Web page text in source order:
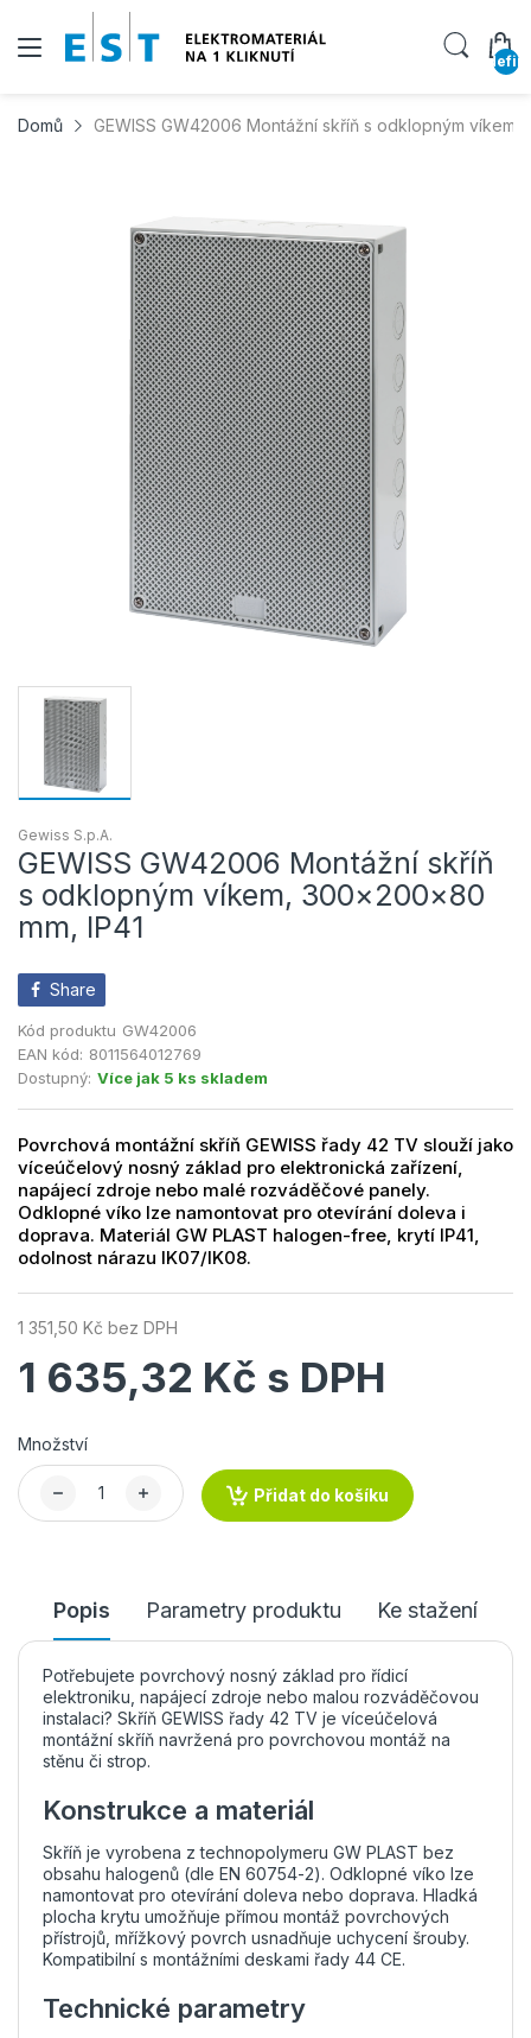
Domů GEWISS GW42006 Montážní skříň s odklopným víkem,
Gewiss S.p.A.
GEWISS GW42006 Montážní skříň
s odklopným víkem, 300×200×80
mm, IP41
Share
Kód produktu GW42006
EAN kód: 8011564012769
Dostupný: Více jak 5 ks skladem
Povrchová montážní skříň GEWISS řady 42 TV slouží jako
víceúčelový nosný základ pro elektronická zařízení,
napájecí zdroje nebo malé rozváděčové panely.
Odklopné víko lze namontovat pro otevírání doleva i
doprava. Materiál GW PLAST halogen-free, krytí IP41,
odolnost nárazu IK07/IK08.
1 351,50 Kč bez DPH
1 635,32 Kč s DPH
Množství
Přidat do košíku
Popis Parametry produktu Ke stažení
Potřebujete povrchový nosný základ pro řídicí
elektroniku, napájecí zdroje nebo malou rozváděčovou
instalaci? Skříň GEWISS řady 42 TV je víceúčelová
montážní skříň navržená pro povrchovou montáž na
stěnu či strop.
Konstrukce a materiál
Skříň je vyrobena z technopolymeru GW PLAST bez
obsahu halogenů (dle EN 60754-2). Odklopné víko lze
namontovat pro otevírání doleva nebo doprava. Hladká
plocha krytu umožňuje přímou montáž povrchových
přístrojů, mřížkový povrch usnadňuje uchycení šrouby.
Kompatibilní s montážními deskami řady 44 CE.
Technické parametry